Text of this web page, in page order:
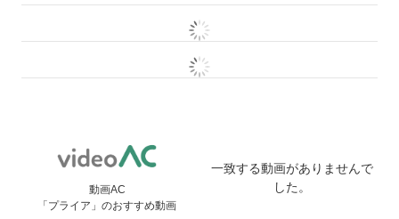
動画AC
「プライア」のおすすめ動画
一致する動画がありませんで
した。